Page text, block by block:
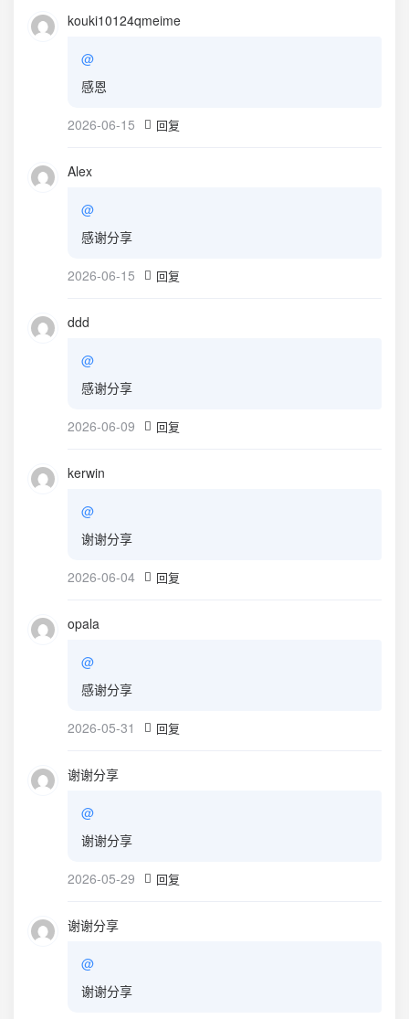
kouki10124qmeime
@
感恩
2026-06-15 回复
Alex
@
感谢分享
2026-06-15 回复
ddd
@
感谢分享
2026-06-09 回复
kerwin
@
谢谢分享
2026-06-04 回复
opala
@
感谢分享
2026-05-31 回复
谢谢分享
@
谢谢分享
2026-05-29 回复
谢谢分享
@
谢谢分享